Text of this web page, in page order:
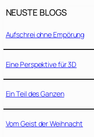
NEUSTE BLOGS
Aufschrei ohne Empörung
Eine Perspektive für 3D
Ein Teil des Ganzen
Vom Geist der Weihnacht